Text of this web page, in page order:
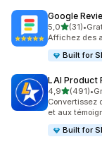
Google
5,0étoile(s)
(31)
31 avis au•
Affichez des
Built for
LAI Product
4,9étoile(s)
(491)
491 avis au•
Convertissez
et aux
Built for